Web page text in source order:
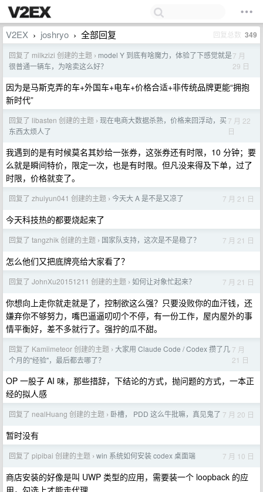
V2EX › joshryo › 全部回复 回复总数 349
回复了 milkzizi 创建的主题 › model Y 到底有啥魔力，体验了下感觉就是
很普通一辆车，为啥卖这么好？
7 月
29 日
因为是马斯克弄的车+外国车+电车+价格合适+非传统品牌更能“拥抱
新时代”
回复了 libasten 创建的主题 › 现在电商大数据杀熟，价格来回浮动，买
东西太烦人了
7 月 22
日
我遇到的是有时候莫名其妙给一张券，这张券还有时限，10 分钟；要
么就是瞬间特价，限定一次，也是有时限。但凡没来得及下单，过了
时限，价格就变了。
回复了 zhuiyun041 创建的主题 › 今天大 A 是不是又凉了 7 月 21 日
今天科技热的都要烧起来了
回复了 tangzhik 创建的主题 › 国家队支持，这次是不是稳了？ 7 月 21 日
怎么他们又把底牌亮给大家看了？
回复了 JohnXu20151211 创建的主题 › 如何让对象忙起来？ 7 月 21 日
你想向上走你就走就是了，控制欲这么强？只要没败你的血汗钱，还
嫌弃你不够努力，嘴巴逼逼叨叨个不停，有一份工作，屋内屋外的事
情平衡好，差不多就行了。强拧的瓜不甜。
回复了 Kamiimeteor 创建的主题 › 大家用 Claude Code / Codex 攒了几
个月的"经验"，最后都去哪了？
7 月
21 日
OP 一股子 AI 味，那些措辞，下结论的方式，抛问题的方式，一本正
经的拟人感
回复了 nealHuang 创建的主题 › 卧槽， PDD 这么牛批嘛，真见鬼了 7 月 20 日
暂时没有
回复了 pipibai 创建的主题 › win 系统如何安装 codex 桌面端 7 月 10 日
商店安装的好像是叫 UWP 类型的应用，需要装一个 loopback 的应
用，勾选上才能走代理